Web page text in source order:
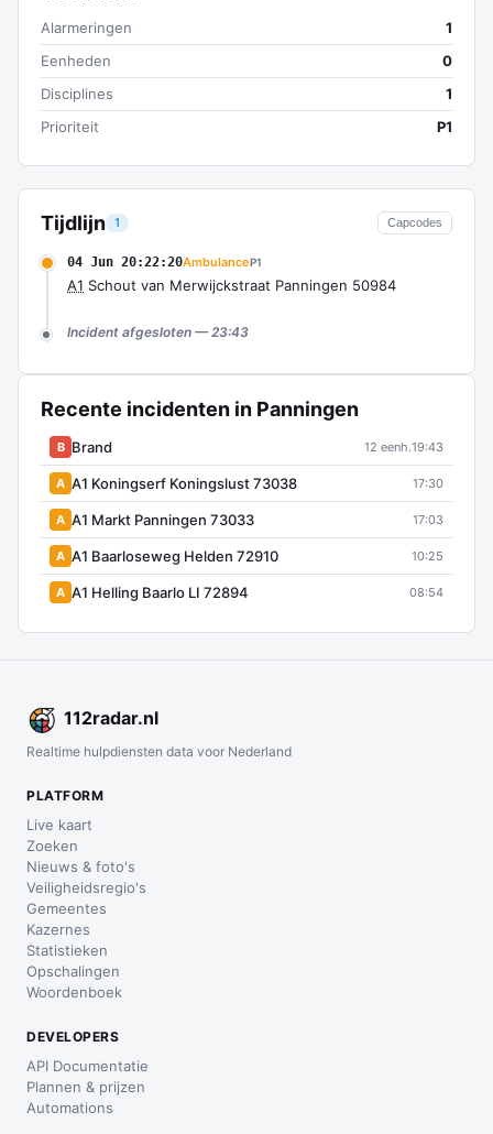
Tijdlijn 1 Capcodes
04 Jun 20:22:20AmbulanceP1
A1 Schout van Merwijckstraat Panningen 50984
Incident afgesloten — 23:43
Recente incidenten in Panningen
B Brand 12 eenh.19:43
A A1 Koningserf Koningslust 73038 17:30
A A1 Markt Panningen 73033 17:03
A A1 Baarloseweg Helden 72910 10:25
A A1 Helling Baarlo LI 72894 08:54
Alarmeringen
1
Eenheden
0
Disciplines
1
Prioriteit
P1
112radar.nl
Realtime hulpdiensten data voor Nederland
PLATFORM
Live kaart
Zoeken
Nieuws & foto's
Veiligheidsregio's
Gemeentes
Kazernes
Statistieken
Opschalingen
Woordenboek
DEVELOPERS
API Documentatie
Plannen & prijzen
Automations